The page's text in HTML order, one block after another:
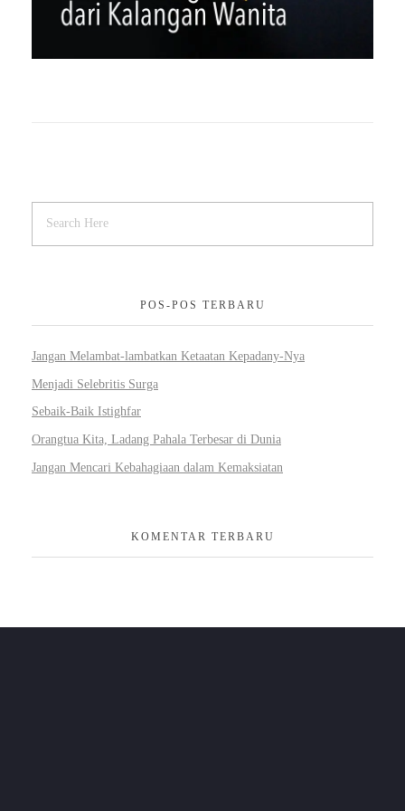
POS-POS TERBARU
Jangan Melambat-lambatkan Ketaatan Kepadany-Nya
Menjadi Selebritis Surga
Sebaik-Baik Istighfar
Orangtua Kita, Ladang Pahala Terbesar di Dunia
Jangan Mencari Kebahagiaan dalam Kemaksiatan
KOMENTAR TERBARU